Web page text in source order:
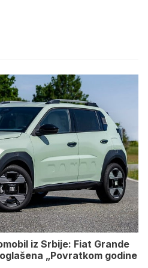
iz Srbije: Fiat Grande
„Povratkom godine